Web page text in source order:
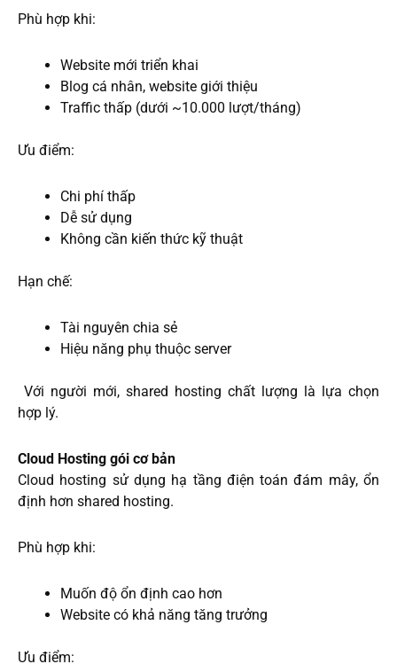
Phù hợp khi:
Website mới triển khai
Blog cá nhân, website giới thiệu
Traffic thấp (dưới ~10.000 lượt/tháng)
Ưu điểm:
Chi phí thấp
Dễ sử dụng
Không cần kiến thức kỹ thuật
Hạn chế:
Tài nguyên chia sẻ
Hiệu năng phụ thuộc server
Với người mới, shared hosting chất lượng là lựa chọn
hợp lý.
Cloud Hosting gói cơ bản
Cloud hosting sử dụng hạ tầng điện toán đám mây, ổn
định hơn shared hosting.
Phù hợp khi:
Muốn độ ổn định cao hơn
Website có khả năng tăng trưởng
Ưu điểm: